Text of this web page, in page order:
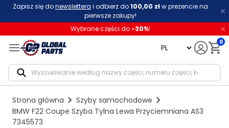
Zapisz się donewslettera i odbierz do100,00 złw prezencie na
pierwsze zakupy!
Wybrane części do -30%!
language 0
Strona główna
Szyby samochodowe
BMW F22 Coupe Szyba Tylna Lewa Przyciemniana AS3
7345573